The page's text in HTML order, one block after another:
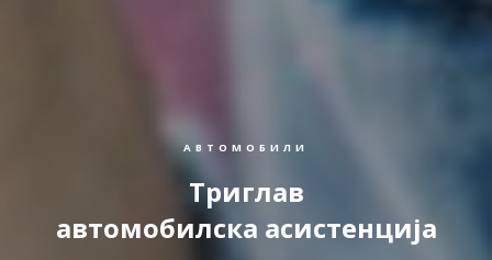
АВТОМОБИЛИ
Триглав
автомобилска асистенција